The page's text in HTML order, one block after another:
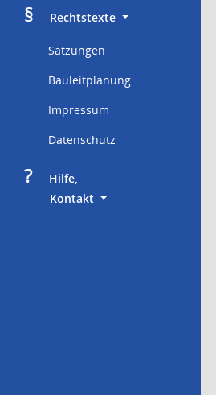
§
     Rechtstexte
Satzungen
Bauleitplanung
Impressum
Datenschutz
?
     Hilfe,
Kontakt